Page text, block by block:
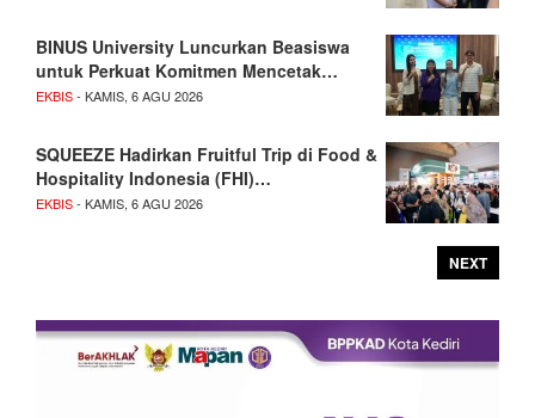
BINUS University Luncurkan Beasiswa
untuk Perkuat Komitmen Mencetak…
EKBIS- KAMIS, 6 AGU 2026
SQUEEZE Hadirkan Fruitful Trip di Food &
Hospitality Indonesia (FHI)…
EKBIS- KAMIS, 6 AGU 2026
NEXT